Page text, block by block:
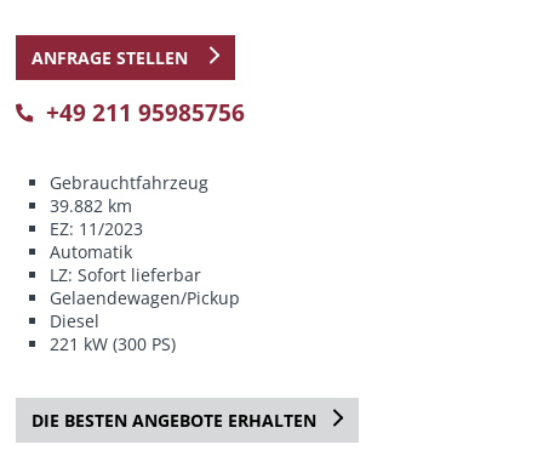
ANFRAGE STELLEN
+49 211 95985756
Gebrauchtfahrzeug
39.882 km
EZ: 11/2023
Automatik
LZ: Sofort lieferbar
Gelaendewagen/Pickup
Diesel
221 kW (300 PS)
DIE BESTEN ANGEBOTE ERHALTEN